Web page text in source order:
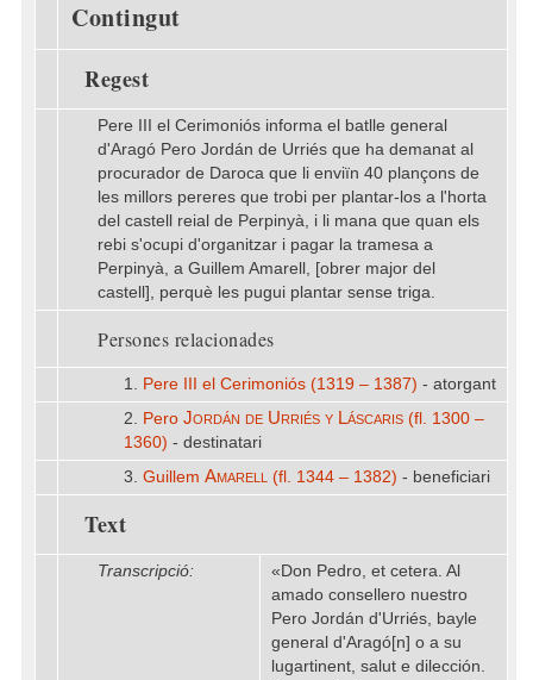
Contingut
Regest
Pere III el Cerimoniós informa el batlle general
d'Aragó Pero Jordán de Urriés que ha demanat al
procurador de Daroca que li enviïn 40 plançons de
les millors pereres que trobi per plantar-los a l'horta
del castell reial de Perpinyà, i li mana que quan els
rebi s'ocupi d'organitzar i pagar la tramesa a
Perpinyà, a Guillem Amarell, [obrer major del
castell], perquè les pugui plantar sense triga.
Persones relacionades
1. Pere III el Cerimoniós (1319 – 1387) - atorgant
2. Pero Jordán de Urriés y Láscaris (fl. 1300 –
1360) - destinatari
3. Guillem Amarell (fl. 1344 – 1382) - beneficiari
Text
Transcripció:
«Don Pedro, et cetera. Al
amado consellero nuestro
Pero Jordán d'Urriés, bayle
general d'Aragó[n] o a su
lugartinent, salut e dilección.